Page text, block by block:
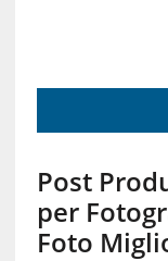
Post
per
Foto